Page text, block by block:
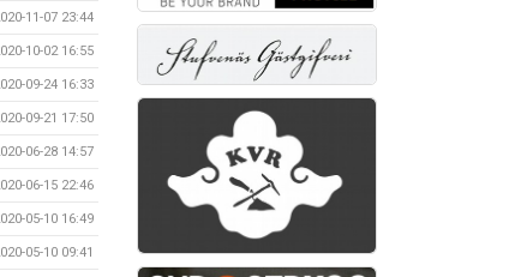
11-07 23:44
10-02 16:55
09-24 16:33
09-21 17:50
06-28 14:57
06-15 22:46
05-10 16:49
05-10 09:41